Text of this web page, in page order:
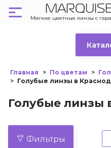
Мягкие цветные линзы с
Главная По цветам
Голубые линзы в
Голубые линзы
Фильтры